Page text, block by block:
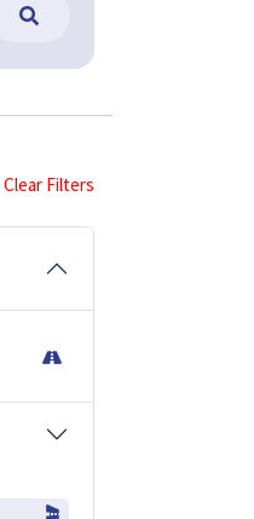
Clear Filters